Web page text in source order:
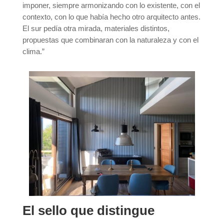
imponer, siempre armonizando con lo existente, con el
contexto, con lo que había hecho otro arquitecto antes.
El sur pedía otra mirada, materiales distintos,
propuestas que combinaran con la naturaleza y con el
clima.”
El sello que distingue